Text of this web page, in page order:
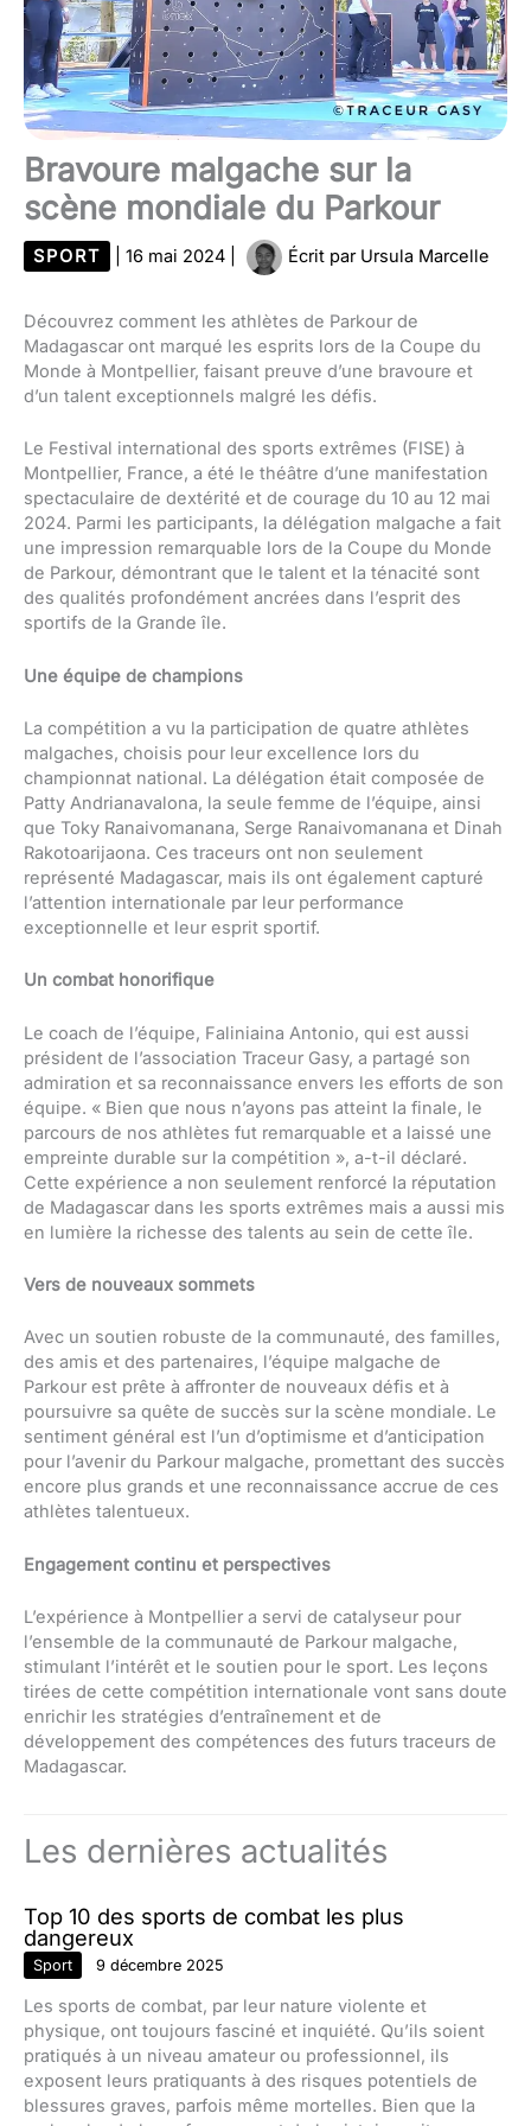
Bravoure malgache sur la
scène mondiale du Parkour
SPORT 16 mai 2024 Écrit par Ursula Marcelle
Découvrez comment les athlètes de Parkour de
Madagascar ont marqué les esprits lors de la Coupe du
Monde à Montpellier, faisant preuve d’une bravoure et
d’un talent exceptionnels malgré les défis.
Le Festival international des sports extrêmes (FISE) à
Montpellier, France, a été le théâtre d’une manifestation
spectaculaire de dextérité et de courage du 10 au 12 mai
2024. Parmi les participants, la délégation malgache a fait
une impression remarquable lors de la Coupe du Monde
de Parkour, démontrant que le talent et la ténacité sont
des qualités profondément ancrées dans l’esprit des
sportifs de la Grande île.
Une équipe de champions
La compétition a vu la participation de quatre athlètes
malgaches, choisis pour leur excellence lors du
championnat national. La délégation était composée de
Patty Andrianavalona, la seule femme de l’équipe, ainsi
que Toky Ranaivomanana, Serge Ranaivomanana et Dinah
Rakotoarijaona. Ces traceurs ont non seulement
représenté Madagascar, mais ils ont également capturé
l’attention internationale par leur performance
exceptionnelle et leur esprit sportif.
Un combat honorifique
Le coach de l’équipe, Faliniaina Antonio, qui est aussi
président de l’association Traceur Gasy, a partagé son
admiration et sa reconnaissance envers les efforts de son
équipe. « Bien que nous n’ayons pas atteint la finale, le
parcours de nos athlètes fut remarquable et a laissé une
empreinte durable sur la compétition », a-t-il déclaré.
Cette expérience a non seulement renforcé la réputation
de Madagascar dans les sports extrêmes mais a aussi mis
en lumière la richesse des talents au sein de cette île.
Vers de nouveaux sommets
Avec un soutien robuste de la communauté, des familles,
des amis et des partenaires, l’équipe malgache de
Parkour est prête à affronter de nouveaux défis et à
poursuivre sa quête de succès sur la scène mondiale. Le
sentiment général est l’un d’optimisme et d’anticipation
pour l’avenir du Parkour malgache, promettant des succès
encore plus grands et une reconnaissance accrue de ces
athlètes talentueux.
Engagement continu et perspectives
L’expérience à Montpellier a servi de catalyseur pour
l’ensemble de la communauté de Parkour malgache,
stimulant l’intérêt et le soutien pour le sport. Les leçons
tirées de cette compétition internationale vont sans doute
enrichir les stratégies d’entraînement et de
développement des compétences des futurs traceurs de
Madagascar.
Les dernières actualités
Top 10 des sports de combat les plus
dangereux
Sport 9 décembre 2025
Les sports de combat, par leur nature violente et
physique, ont toujours fasciné et inquiété. Qu’ils soient
pratiqués à un niveau amateur ou professionnel, ils
exposent leurs pratiquants à des risques potentiels de
blessures graves, parfois même mortelles. Bien que la